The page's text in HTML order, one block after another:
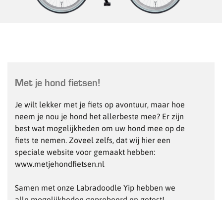
Met je hond fietsen!
Je wilt lekker met je fiets op avontuur, maar hoe
neem je nou je hond het allerbeste mee? Er zijn
best wat mogelijkheden om uw hond mee op de
fiets te nemen. Zoveel zelfs, dat wij hier een
speciale website voor gemaakt hebben:
www.metjehondfietsen.nl
Samen met onze Labradoodle Yip hebben we